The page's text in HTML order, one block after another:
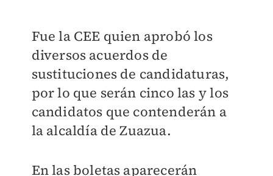
Fue la CEE quien aprobó los
diversos acuerdos de
sustituciones de candidaturas,
por lo que serán cinco las y los
candidatos que contenderán a
la alcaldía de Zuazua.
En las boletas aparecerán